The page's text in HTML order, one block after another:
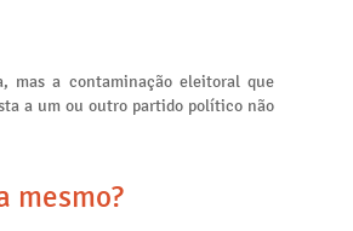
mas a contaminação eleitoral que
a um ou outro partido político não
mesmo?